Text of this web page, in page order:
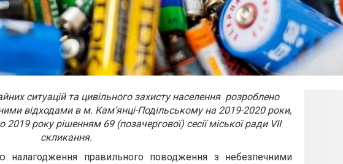
ситуацій та цивільного захисту населення розроблено
відходами в м. Кам’янці-Подільському на 2019-2020 роки,
року рішенням 69 (позачергової) сесії міської ради VII
скликання.
налагодження правильного поводження з небезпечними